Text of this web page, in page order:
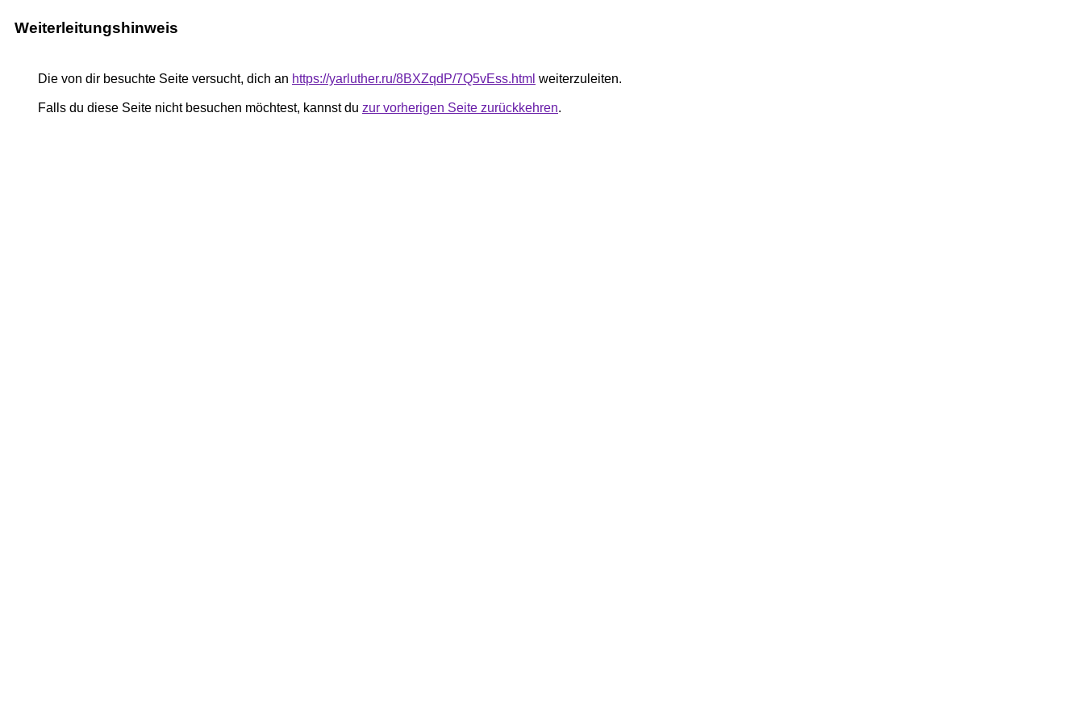
Weiterleitungshinweis
Die von dir besuchte Seite versucht, dich an https://yarluther.ru/8BXZqdP/7Q5vEss.html weiterzuleiten.
Falls du diese Seite nicht besuchen möchtest, kannst du zur vorherigen Seite zurückkehren.